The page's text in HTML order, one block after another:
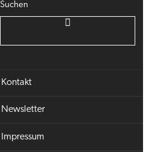
Suchen
Kontakt
Newsletter
Impressum